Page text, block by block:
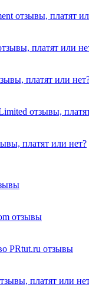
отзывы, платят
платят или
платят или
отзывы,
платят или нет?
отзывы
PRtut.ru отзывы
платят или